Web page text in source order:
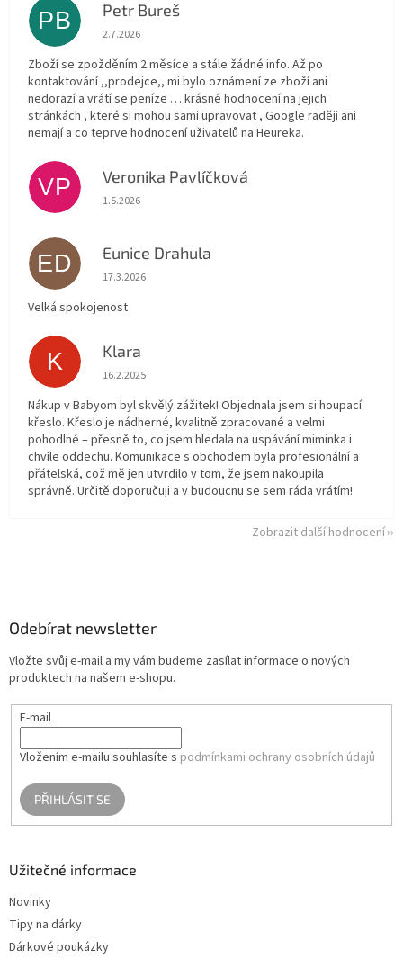
PB Petr Bureš
Hodnocení obchodu je 1 z 5 hvězdiček.
2.7.2026
Zboží se zpožděním 2 měsíce a stále žádné info. Až po
kontaktování ,,prodejce,, mi bylo oznámení ze zboží ani
nedorazí a vrátí se peníze … krásné hodnocení na jejich
stránkách , které si mohou sami upravovat , Google raději ani
nemají a co teprve hodnocení uživatelů na Heureka.
VP Veronika Pavlíčková
Hodnocení obchodu je 5 z 5 hvězdiček.
1.5.2026
ED Eunice Drahula
Hodnocení obchodu je 5 z 5 hvězdiček.
17.3.2026
Velká spokojenost
K Klara
Hodnocení obchodu je 5 z 5 hvězdiček.
16.2.2025
Nákup v Babyom byl skvělý zážitek! Objednala jsem si houpací
křeslo. Křeslo je nádherné, kvalitně zpracované a velmi
pohodlné – přesně to, co jsem hledala na uspávání miminka i
chvíle oddechu. Komunikace s obchodem byla profesionální a
přátelská, což mě jen utvrdilo v tom, že jsem nakoupila
správně. Určitě doporučuji a v budoucnu se sem ráda vrátím!
Zobrazit další hodnocení
Odebírat newsletter
Vložte svůj e-mail a my vám budeme zasílat informace o nových
produktech na našem e-shopu.
E-mail
Vložením e-mailu souhlasíte s podmínkami ochrany osobních údajů
PŘIHLÁSIT SE
Užitečné informace
Novinky
Tipy na dárky
Dárkové poukázky